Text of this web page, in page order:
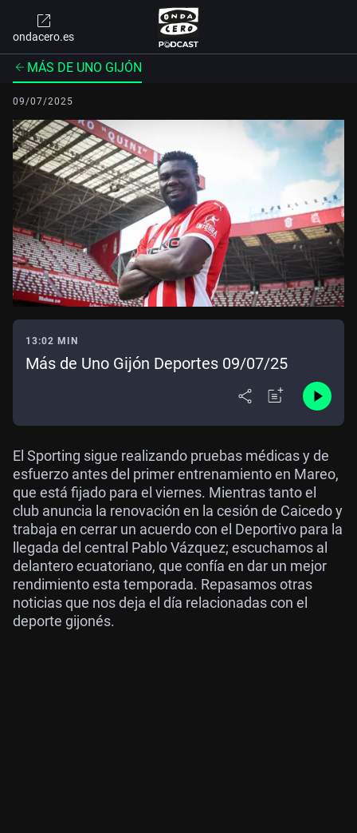
ondacero.es
MÁS DE UNO GIJÓN
09/07/2025
13:02 MIN
Más de Uno Gijón Deportes 09/07/25
El Sporting sigue realizando pruebas médicas y de
esfuerzo antes del primer entrenamiento en Mareo,
que está fijado para el viernes. Mientras tanto el
club anuncia la renovación en la cesión de Caicedo y
trabaja en cerrar un acuerdo con el Deportivo para la
llegada del central Pablo Vázquez; escuchamos al
delantero ecuatoriano, que confía en dar un mejor
rendimiento esta temporada. Repasamos otras
noticias que nos deja el día relacionadas con el
deporte gijonés.